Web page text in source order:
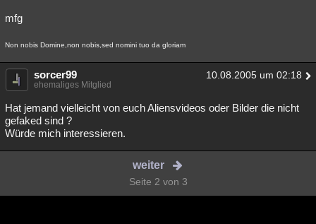
mfg
Non nobis Domine,non nobis,sed nomini tuo da gloriam
sorcer99 10.08.2005 um 02:18
ehemaliges Mitglied
Hat jemand vielleicht von euch Aliensvideos oder Bilder die nicht
gefaked sind ?
Würde mich interessieren.
weiter
Seite 2 von 3